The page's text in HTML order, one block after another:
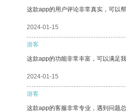
这款app的用户评论非常真实，可以
2024-01-15
游客
这款app的功能非常丰富，可以满足
2024-01-15
游客
这款app的客服非常专业，遇到问题